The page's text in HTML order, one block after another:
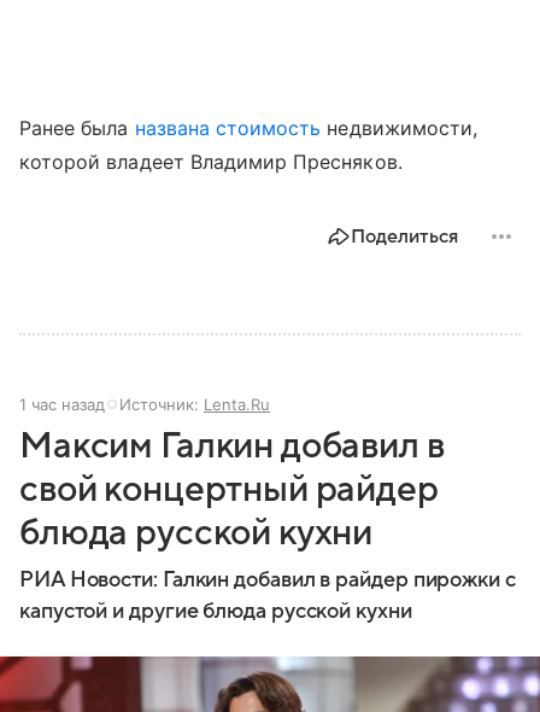
Ранее была названа стоимость недвижимости,
которой владеет Владимир Пресняков.
Поделиться
1 час назад Источник: Lenta.Ru
Максим Галкин добавил в
свой концертный райдер
блюда русской кухни
РИА Новости: Галкин добавил в райдер пирожки с
капустой и другие блюда русской кухни